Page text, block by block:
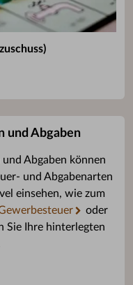
und Abgaben
Abgaben können
und Abgabenarten
einsehen, wie zum
oder
Sie Ihre hinterlegten